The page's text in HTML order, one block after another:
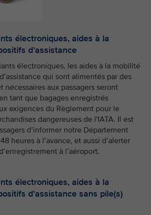
électroniques, aides à la
d’assistance
électroniques, les aides à la mobilité
qui sont alimentés par des
nécessaires aux passagers seront
tant que bagages enregistrés
exigences du Règlement pour le
dangereuses de l'IATA. Il est
d’informer notre Département
heures à l’avance, et aussi d’alerter
à l’aéroport.
électroniques, aides à la
d’assistance sans pile(s)